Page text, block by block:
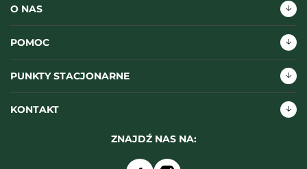
O NAS
POMOC
PUNKTY STACJONARNE
KONTAKT
ZNAJDŹ NAS NA: